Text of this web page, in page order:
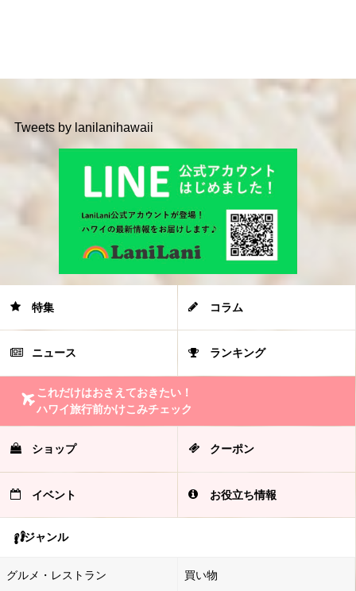
Tweets by lanilanihawaii
特集 コラム
ニュース ランキング
これだけはおさえておきたい！
ハワイ旅行前かけこみチェック
ショップ クーポン
イベント お役立ち情報
ジャンル
グルメ・レストラン 買い物